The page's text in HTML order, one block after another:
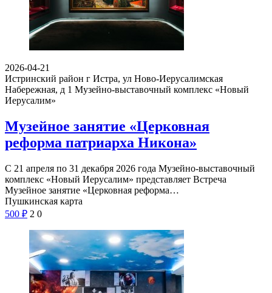
2026-04-21
Истринский район г Истра, ул Ново-Иерусалимская
Набережная, д 1 Музейно-выставочный комплекс «Новый
Иерусалим»
Музейное занятие «Церковная
реформа патриарха Никона»
С 21 апреля по 31 декабря 2026 года Музейно-выставочный
комплекс «Новый Иерусалим» представляет Встреча
Музейное занятие «Церковная реформа…
Пушкинская карта
500 ₽ 2 0